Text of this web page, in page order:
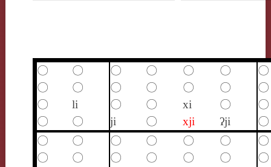
〇 〇 〇 〇 〇 〇
〇
〇
〇 〇 〇 〇 〇
〇
〇
li 〇 〇 xi 〇
〇
〇
〇 ji 〇 xji ʔji
〇
〇
〇 〇 〇 〇 〇
〇
〇
〇 〇 〇 〇 〇
〇